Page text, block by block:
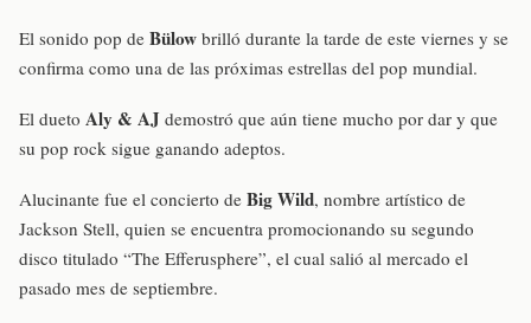
El sonido pop de Bülow brilló durante la tarde de este viernes y se
confirma como una de las próximas estrellas del pop mundial.
El dueto Aly & AJ demostró que aún tiene mucho por dar y que
su pop rock sigue ganando adeptos.
Alucinante fue el concierto de Big Wild, nombre artístico de
Jackson Stell, quien se encuentra promocionando su segundo
disco titulado “The Efferusphere”, el cual salió al mercado el
pasado mes de septiembre.